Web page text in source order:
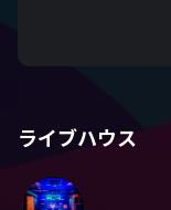
ライブハウス